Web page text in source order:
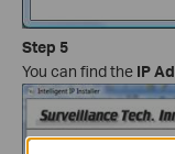
Step 5
You can find the IP